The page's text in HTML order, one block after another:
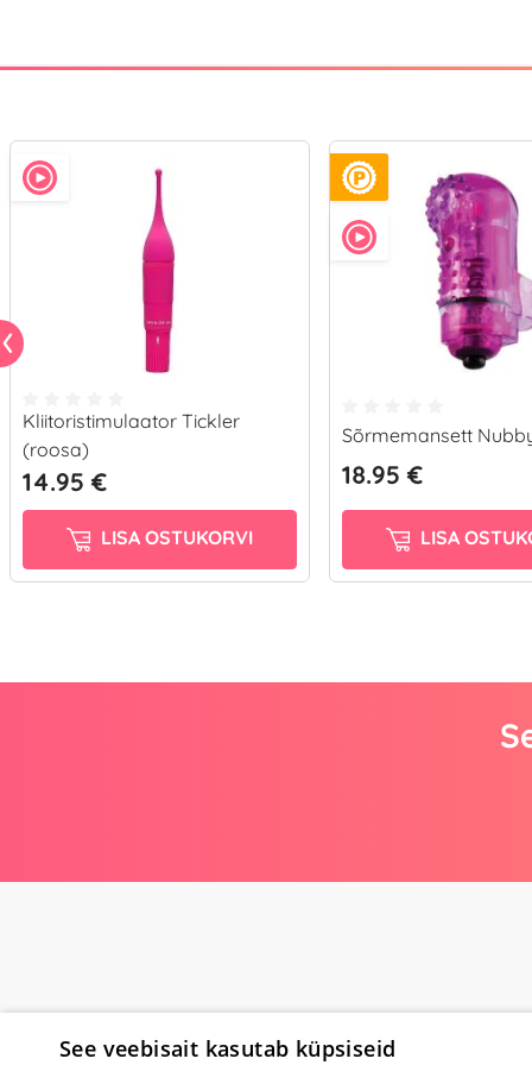
Kliitoristimulaator Tickler
(roosa)
14.95 €
LISA OSTUKORVI
Sõrmemansett
18.95 €
LISA
See veebisait kasutab küpsiseid